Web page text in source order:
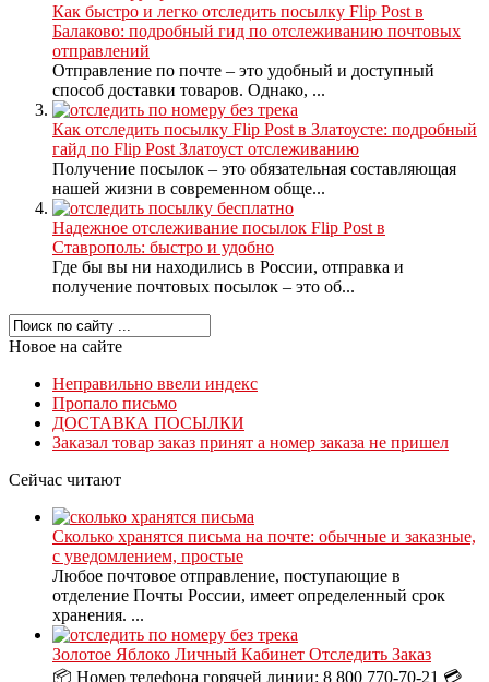
Как быстро и легко отследить посылку Flip Post в
Балаково: подробный гид по отслеживанию почтовых
отправлений
Отправление по почте – это удобный и доступный
способ доставки товаров. Однако, ...
Как отследить посылку Flip Post в Златоусте: подробный
гайд по Flip Post Златоуст отслеживанию
Получение посылок – это обязательная составляющая
нашей жизни в современном обще...
Надежное отслеживание посылок Flip Post в
Ставрополь: быстро и удобно
Где бы вы ни находились в России, отправка и
получение почтовых посылок – это об...
Новое на сайте
Неправильно ввели индекс
Пропало письмо
ДОСТАВКА ПОСЫЛКИ
Заказал товар заказ принят а номер заказа не пришел
Сейчас читают
Сколько хранятся письма на почте: обычные и заказные,
с уведомлением, простые
Любое почтовое отправление, поступающие в
отделение Почты России, имеет определенный срок
хранения. ...
Золотое Яблоко Личный Кабинет Отследить Заказ
📦 Номер телефона горячей линии: 8 800 770-70-21 💳